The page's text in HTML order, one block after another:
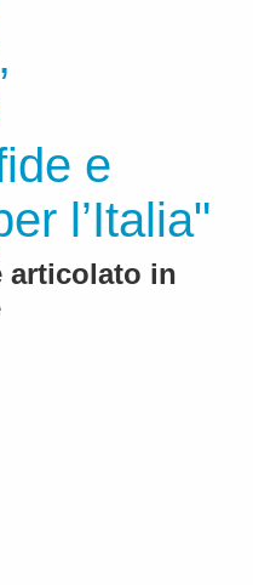
e
l’Italia"
articolato in